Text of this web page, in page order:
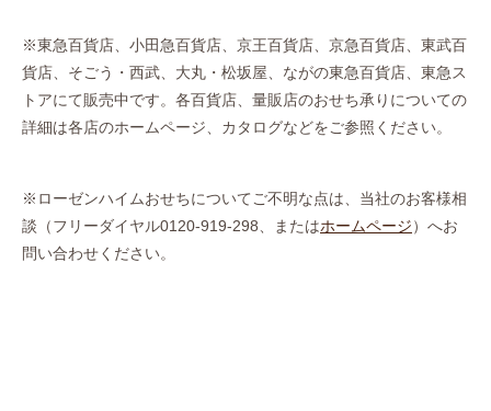
※東急百貨店、小田急百貨店、京王百貨店、京急百貨店、東武百
貨店、そごう・西武、大丸・松坂屋、ながの東急百貨店、東急ス
トアにて販売中です。各百貨店、量販店のおせち承りについての
詳細は各店のホームページ、カタログなどをご参照ください。
※ローゼンハイムおせちについてご不明な点は、当社のお客様相
談（フリーダイヤル0120-919-298、またはホームページ）へお
問い合わせください。